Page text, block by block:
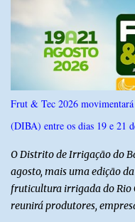
Dias, o pastor José
candidatura e ressaltou a
no processo democrático,
como a defesa da família,
enfrentamento às drogas e
campanha, o líder
lideranças da Assembleia
Assembleia de Deus possui
Frut & Tec 2026
(DIBA) entre os dias 19 e 21
O Distrito de Irrigação do
agosto, mais uma edição
fruticultura irrigada do Rio
reunirá produtores,